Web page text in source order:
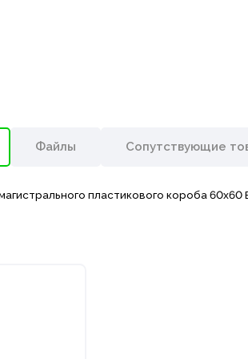
Файлы Сопутствующие
пластикового короба 60х60